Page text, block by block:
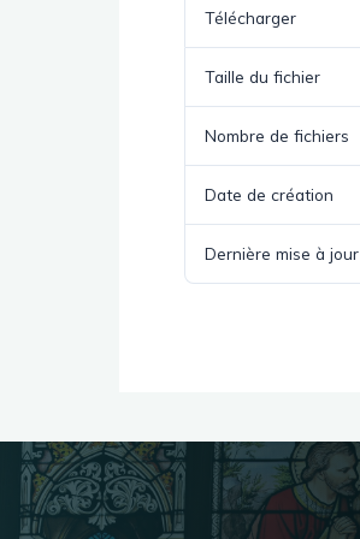
Télécharger
Taille du fichier
Nombre de fichiers
Date de création
Dernière mise à jour